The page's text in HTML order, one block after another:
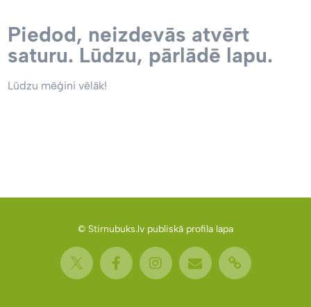
Piedod, neizdevās atvērt
saturu. Lūdzu, pārlādē lapu.
Lūdzu mēģini vēlāk!
© Stirnubuks.lv publiskā profila lapa